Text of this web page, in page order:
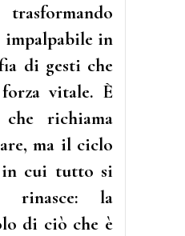
impalpabile in
di gesti che
vitale. È
che richiama
ma il ciclo
in cui tutto si
rinasce: la
di ciò che è